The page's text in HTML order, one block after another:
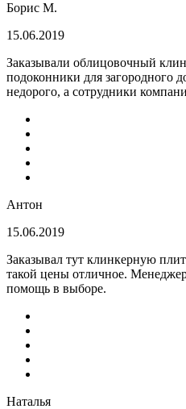
Борис М.
15.06.2019
Заказывали облицовочный
подоконники для загородного
недорого, а сотрудники
Антон
15.06.2019
Заказывал тут клинкерную
такой цены отличное.
помощь в выборе.
Наталья